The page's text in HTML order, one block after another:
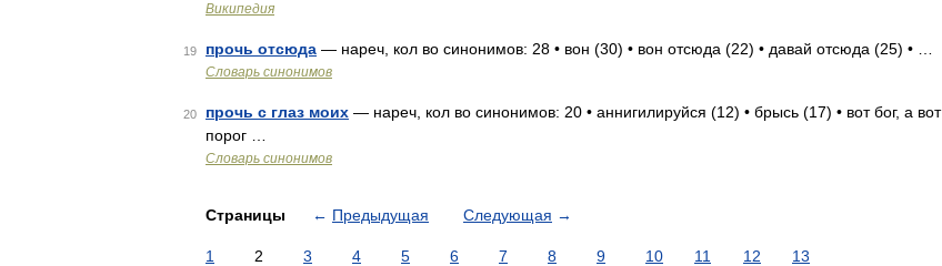
Википедия
19 прочь отсюда — нареч, кол во синонимов: 28 • вон (30) • вон отсюда (22) • давай отсюда (25) • …
Словарь синонимов
20 прочь с глаз моих — нареч, кол во синонимов: 20 • аннигилируйся (12) • брысь (17) • вот бог, а вот
порог …
Словарь синонимов
Страницы ← Предыдущая Следующая →
1 2 3 4 5 6 7 8 9 10 11 12 13